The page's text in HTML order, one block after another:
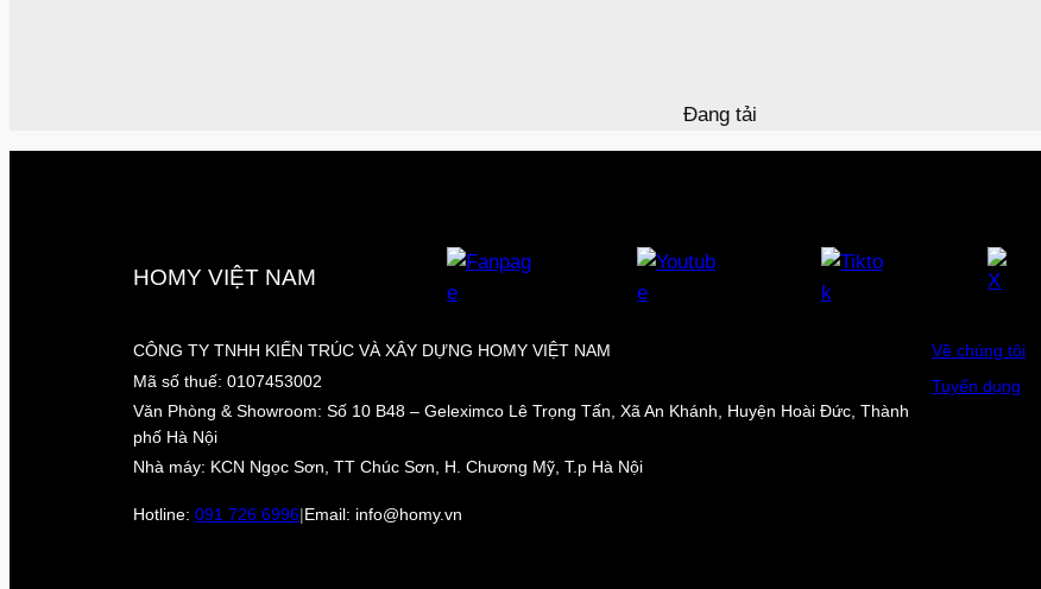
Đang tải
HOMY VIỆT NAM
CÔNG TY TNHH KIẾN TRÚC VÀ XÂY DỰNG HOMY VIỆT NAM
Mã số thuế: 0107453002
Văn Phòng & Showroom: Số 10 B48 – Geleximco Lê Trọng Tấn, Xã An Khánh, Huyện Hoài Đức, Thành
phố Hà Nội
Nhà máy: KCN Ngọc Sơn, TT Chúc Sơn, H. Chương Mỹ, T.p Hà Nội
Hotline: 091 726 6996|Email: info@homy.vn
Về chúng tôi
Tuyển dụng